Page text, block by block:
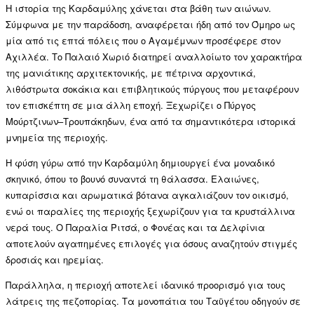
Η ιστορία της Καρδαμύλης χάνεται στα βάθη των αιώνων.
Σύμφωνα με την παράδοση, αναφέρεται ήδη από τον Όμηρο ως
μία από τις επτά πόλεις που ο Αγαμέμνων προσέφερε στον
Αχιλλέα. Το Παλαιό Χωριό διατηρεί αναλλοίωτο τον χαρακτήρα
της μανιάτικης αρχιτεκτονικής, με πέτρινα αρχοντικά,
λιθόστρωτα σοκάκια και επιβλητικούς πύργους που μεταφέρουν
τον επισκέπτη σε μια άλλη εποχή. Ξεχωρίζει ο Πύργος
Μούρτζινων–Τρουπάκηδων, ένα από τα σημαντικότερα ιστορικά
μνημεία της περιοχής.
Η φύση γύρω από την Καρδαμύλη δημιουργεί ένα μοναδικό
σκηνικό, όπου το βουνό συναντά τη θάλασσα. Ελαιώνες,
κυπαρίσσια και αρωματικά βότανα αγκαλιάζουν τον οικισμό,
ενώ οι παραλίες της περιοχής ξεχωρίζουν για τα κρυστάλλινα
νερά τους. Ο Παραλία Ριτσά, ο Φονέας και τα Δελφίνια
αποτελούν αγαπημένες επιλογές για όσους αναζητούν στιγμές
δροσιάς και ηρεμίας.
Παράλληλα, η περιοχή αποτελεί ιδανικό προορισμό για τους
λάτρεις της πεζοπορίας. Τα μονοπάτια του Ταϋγέτου οδηγούν σε